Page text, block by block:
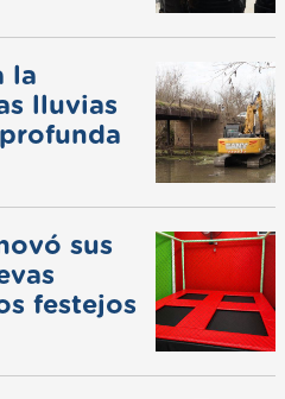
la
lluvias
sus
festejos